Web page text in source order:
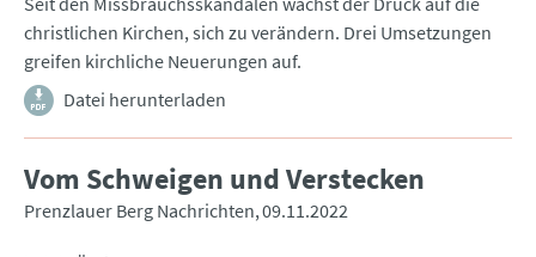
christlichen Kirchen, sich zu verändern. Drei Umsetzungen
greifen kirchliche Neuerungen auf.
Datei herunterladen
Vom Schweigen und Verstecken
Prenzlauer Berg Nachrichten 09.11.2022